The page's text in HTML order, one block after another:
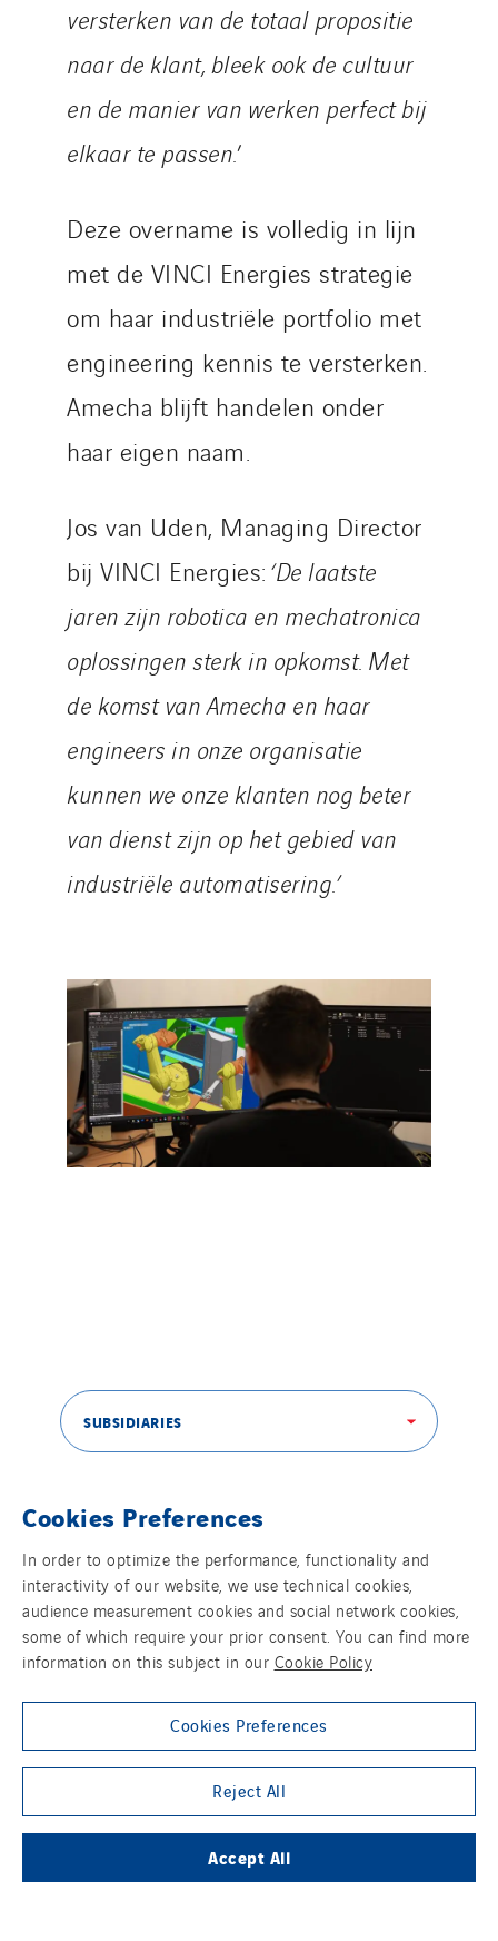
versterken van de totaal propositie
naar de klant, bleek ook de cultuur
en de manier van werken perfect bij
elkaar te passen.’
Deze overname is volledig in lijn
met de VINCI Energies strategie
om haar industriële portfolio met
engineering kennis te versterken.
Amecha blijft handelen onder
haar eigen naam.
Jos van Uden, Managing Director
bij VINCI Energies:‘De laatste
jaren zijn robotica en mechatronica
oplossingen sterk in opkomst. Met
de komst van Amecha en haar
engineers in onze organisatie
kunnen we onze klanten nog beter
van dienst zijn op het gebied van
industriële automatisering.’
SUBSIDIARIES
THE VINCI GROUP
OUR ONLINE MEDIA
FOLLOW US ON SOCIAL MEDIAS
Cookies Preferences
In order to optimize the performance, functionality and
interactivity of our website, we use technical cookies,
audience measurement cookies and social network cookies,
some of which require your prior consent. You can find more
information on this subject in our Cookie Policy
Cookies Preferences
Reject All
Accept All